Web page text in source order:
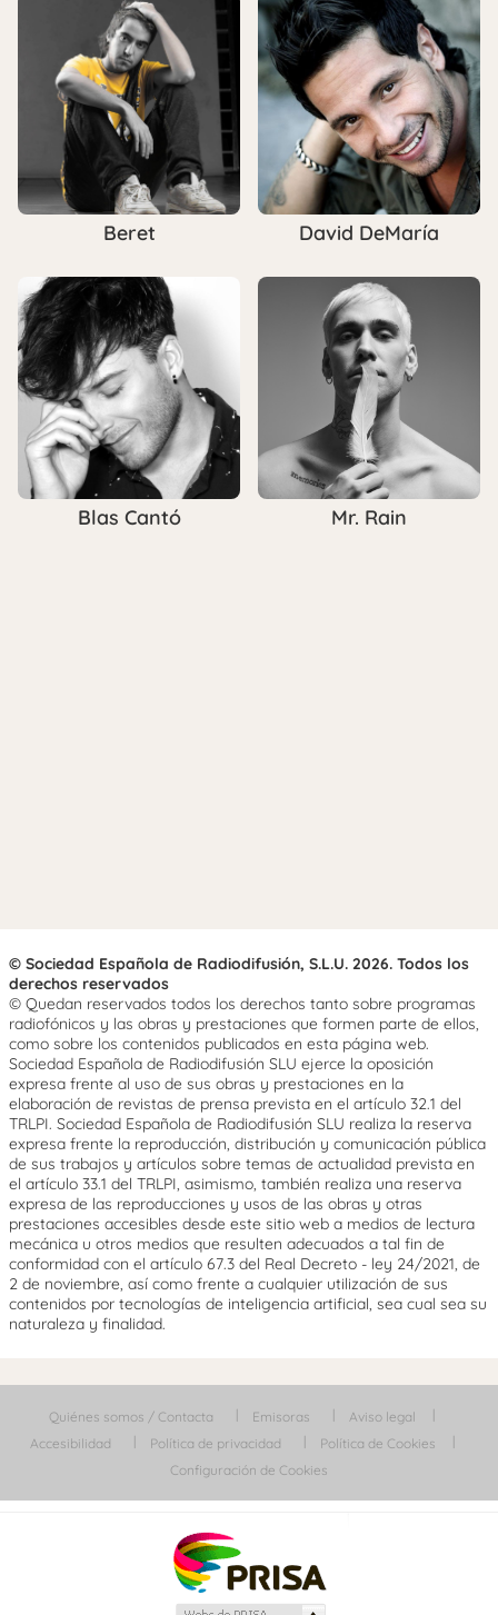
Beret David DeMaría
Blas Cantó Mr. Rain
© Sociedad Española de Radiodifusión, S.L.U. 2026. Todos los
derechos reservados
© Quedan reservados todos los derechos tanto sobre programas
radiofónicos y las obras y prestaciones que formen parte de ellos,
como sobre los contenidos publicados en esta página web.
Sociedad Española de Radiodifusión SLU ejerce la oposición
expresa frente al uso de sus obras y prestaciones en la
elaboración de revistas de prensa prevista en el artículo 32.1 del
TRLPI. Sociedad Española de Radiodifusión SLU realiza la reserva
expresa frente la reproducción, distribución y comunicación pública
de sus trabajos y artículos sobre temas de actualidad prevista en
el artículo 33.1 del TRLPI, asimismo, también realiza una reserva
expresa de las reproducciones y usos de las obras y otras
prestaciones accesibles desde este sitio web a medios de lectura
mecánica u otros medios que resulten adecuados a tal fin de
conformidad con el artículo 67.3 del Real Decreto - ley 24/2021, de
2 de noviembre, así como frente a cualquier utilización de sus
contenidos por tecnologías de inteligencia artificial, sea cual sea su
naturaleza y finalidad.
Quiénes somos / Contacta Emisoras
Aviso legal
Accesibilidad
Política de privacidad
Política de Cookies
Configuración de Cookies